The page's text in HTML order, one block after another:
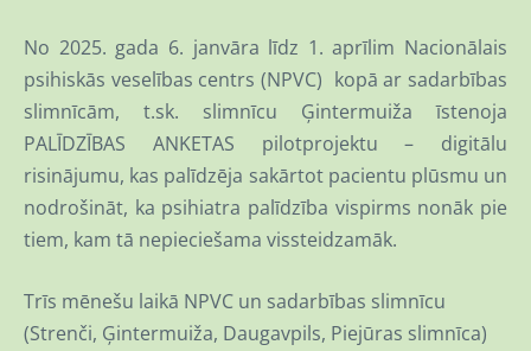
No 2025. gada 6. janvāra līdz 1. aprīlim Nacionālais
psihiskās veselības centrs (NPVC) kopā ar sadarbības
slimnīcām, t.sk. slimnīcu Ģintermuiža īstenoja
PALĪDZĪBAS ANKETAS pilotprojektu – digitālu
risinājumu, kas palīdzēja sakārtot pacientu plūsmu un
nodrošināt, ka psihiatra palīdzība vispirms nonāk pie
tiem, kam tā nepieciešama vissteidzamāk.
Trīs mēnešu laikā NPVC un sadarbības slimnīcu
(Strenči, Ģintermuiža, Daugavpils, Piejūras slimnīca)